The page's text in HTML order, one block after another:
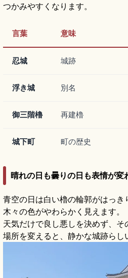
つかみやすくなります。
言葉 意味
忍城 城跡
浮き城 別名
御三階櫓 再建櫓
城下町 町の歴史
晴れの日も曇りの日も表情が変
青空の日は白い櫓の輪郭がはっ
木々の色がやわらかく見えます。
天気だけで良し悪しを決めず、
場所を変えると、静かな城跡らし